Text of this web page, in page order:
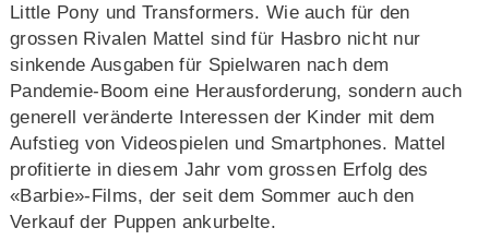
Little Pony und Transformers. Wie auch für den
grossen Rivalen Mattel sind für Hasbro nicht nur
sinkende Ausgaben für Spielwaren nach dem
Pandemie-Boom eine Herausforderung, sondern auch
generell veränderte Interessen der Kinder mit dem
Aufstieg von Videospielen und Smartphones. Mattel
profitierte in diesem Jahr vom grossen Erfolg des
«Barbie»-Films, der seit dem Sommer auch den
Verkauf der Puppen ankurbelte.